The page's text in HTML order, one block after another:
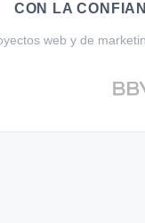
CON LA
web y de